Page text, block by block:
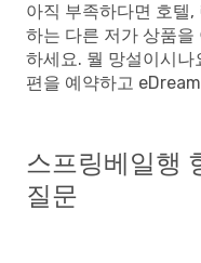
아직 부족하다면 호텔
하는 다른 저가 상품을
하세요. 뭘 망설이시
편을 예약하고
스프링베일행
질문